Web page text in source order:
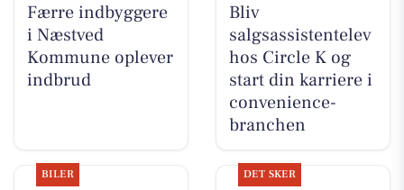
Færre indbyggere
i Næstved
Kommune oplever
indbrud
Bliv
salgsassistentelev
hos Circle K og
start din karriere i
convenience-
branchen
BILER DET SKER